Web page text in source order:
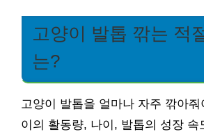
고양이 발톱 깎는 적
는?
고양이 발톱을 얼마나 자주 깎아
이의 활동량, 나이, 발톱의 성장 속